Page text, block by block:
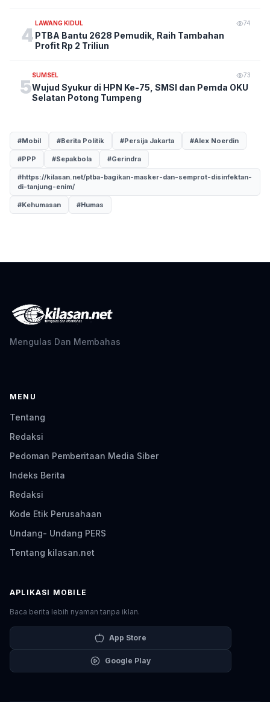
4
LAWANG KIDUL 74
PTBA Bantu 2628 Pemudik, Raih Tambahan
Profit Rp 2 Triliun
5
SUMSEL 73
Wujud Syukur di HPN Ke-75, SMSI dan Pemda OKU
Selatan Potong Tumpeng
#Mobil #Berita Politik #Persija Jakarta #Alex Noerdin
#PPP #Sepakbola #Gerindra
#https://kilasan.net/ptba-bagikan-masker-dan-semprot-disinfektan-
di-tanjung-enim/
#Kehumasan #Humas
Mengulas Dan Membahas
MENU
Tentang
Redaksi
Pedoman Pemberitaan Media Siber
Indeks Berita
Redaksi
Kode Etik Perusahaan
Undang- Undang PERS
Tentang kilasan.net
APLIKASI MOBILE
Baca berita lebih nyaman tanpa iklan.
App Store
Google Play